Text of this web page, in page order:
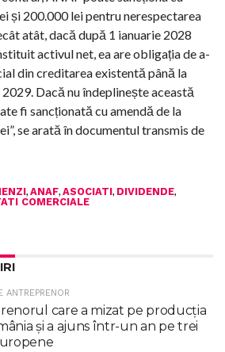
și 200.000 lei pentru nerespectarea
atât, dacă după 1 ianuarie 2028
activul net, ea are obligația de a-
din creditarea existentă până la
Dacă nu îndeplinește această
fi sancționată cu amendă de la
se arată în documentul transmis de
, ANAF, ASOCIATI, DIVIDENDE,
COMERCIALE
ANTREPRENOR
care a mizat pe producția
și a ajuns într-un an pe trei